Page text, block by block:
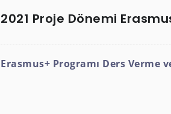
2021 Proje Dönemi
Erasmus+ Programı Ders